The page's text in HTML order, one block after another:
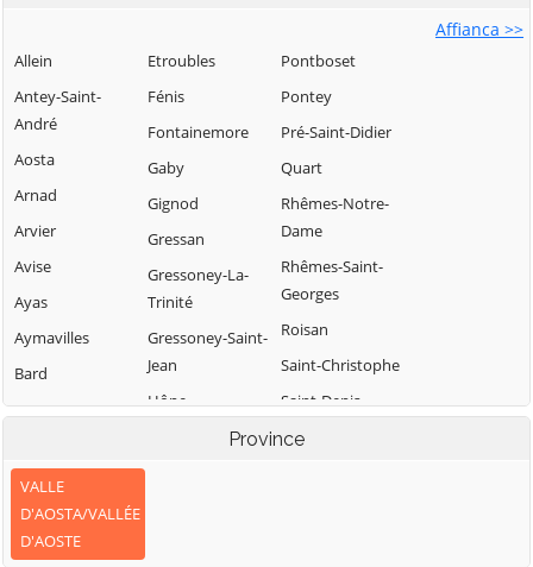
Affianca >>
Allein
Antey-Saint-
André
Aosta
Arnad
Arvier
Avise
Ayas
Aymavilles
Bard
Bionaz
Brusson
Challand-Saint-
Anselme
Etroubles
Fénis
Fontainemore
Gaby
Gignod
Gressan
Gressoney-La-
Trinité
Gressoney-Saint-
Jean
Hône
Pontboset
Pontey
Pré-Saint-Didier
Quart
Rhêmes-Notre-
Dame
Rhêmes-Saint-
Georges
Roisan
Saint-Christophe
Saint-Denis
Saint-Marcel
Province
VALLE
D'AOSTA/VALLÉE
D'AOSTE